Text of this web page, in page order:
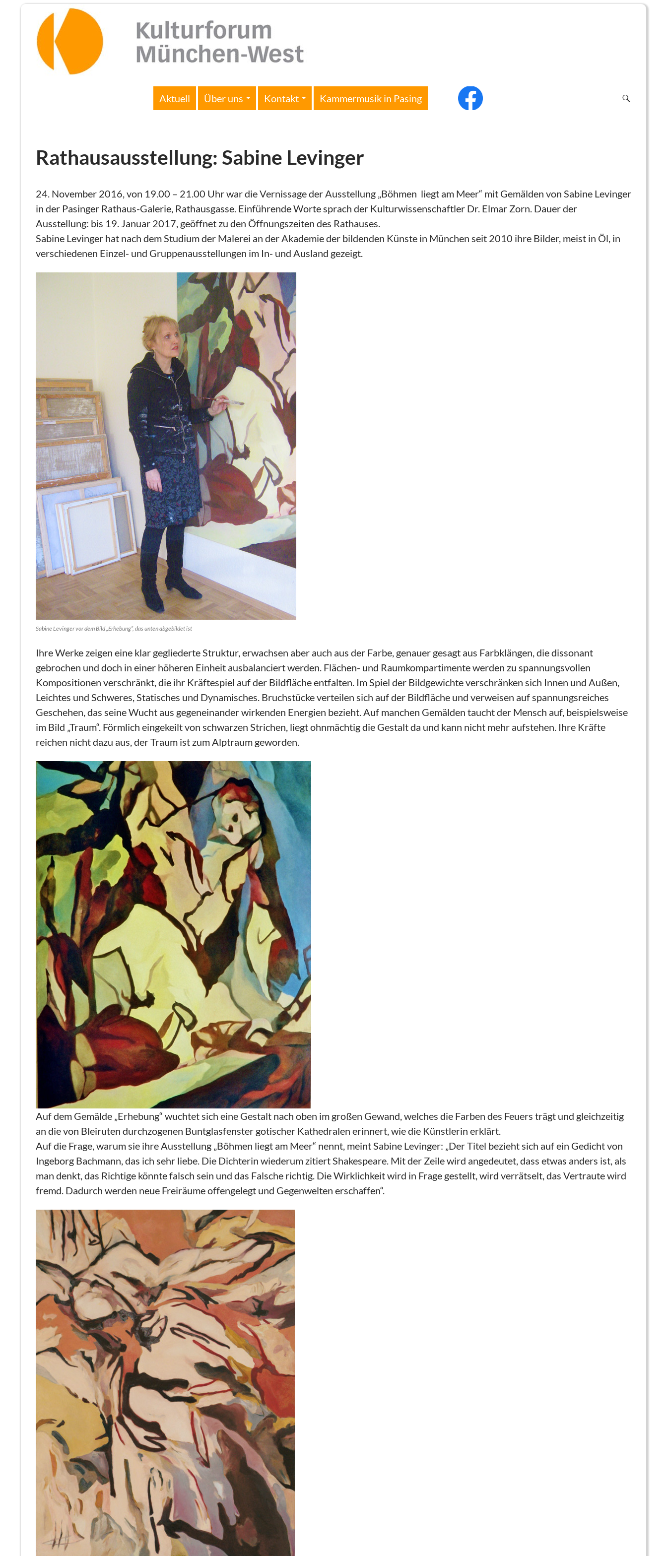
Aktuell Über uns Kontakt Kammermusik in Pasing f
Rathausausstellung: Sabine Levinger
24. November 2016, von 19.00 – 21.00 Uhr war die Vernissage der Ausstellung „Böhmen liegt am Meer“ mit Gemälden von Sabine Levinger
in der Pasinger Rathaus-Galerie, Rathausgasse. Einführende Worte sprach der Kulturwissenschaftler Dr. Elmar Zorn. Dauer der
Ausstellung: bis 19. Januar 2017, geöffnet zu den Öffnungszeiten des Rathauses.
Sabine Levinger hat nach dem Studium der Malerei an der Akademie der bildenden Künste in München seit 2010 ihre Bilder, meist in Öl, in
verschiedenen Einzel- und Gruppenausstellungen im In- und Ausland gezeigt.
Sabine Levinger vor dem Bild „Erhebung“, das unten abgebildet ist
Ihre Werke zeigen eine klar gegliederte Struktur, erwachsen aber auch aus der Farbe, genauer gesagt aus Farbklängen, die dissonant
gebrochen und doch in einer höheren Einheit ausbalanciert werden. Flächen- und Raumkompartimente werden zu spannungsvollen
Kompositionen verschränkt, die ihr Kräftespiel auf der Bildfläche entfalten. Im Spiel der Bildgewichte verschränken sich Innen und Außen,
Leichtes und Schweres, Statisches und Dynamisches. Bruchstücke verteilen sich auf der Bildfläche und verweisen auf spannungsreiches
Geschehen, das seine Wucht aus gegeneinander wirkenden Energien bezieht. Auf manchen Gemälden taucht der Mensch auf, beispielsweise
im Bild „Traum“. Förmlich eingekeilt von schwarzen Strichen, liegt ohnmächtig die Gestalt da und kann nicht mehr aufstehen. Ihre Kräfte
reichen nicht dazu aus, der Traum ist zum Alptraum geworden.
Auf dem Gemälde „Erhebung“ wuchtet sich eine Gestalt nach oben im großen Gewand, welches die Farben des Feuers trägt und gleichzeitig
an die von Bleiruten durchzogenen Buntglasfenster gotischer Kathedralen erinnert, wie die Künstlerin erklärt.
Auf die Frage, warum sie ihre Ausstellung „Böhmen liegt am Meer“ nennt, meint Sabine Levinger: „Der Titel bezieht sich auf ein Gedicht von
Ingeborg Bachmann, das ich sehr liebe. Die Dichterin wiederum zitiert Shakespeare. Mit der Zeile wird angedeutet, dass etwas anders ist, als
man denkt, das Richtige könnte falsch sein und das Falsche richtig. Die Wirklichkeit wird in Frage gestellt, wird verrätselt, das Vertraute wird
fremd. Dadurch werden neue Freiräume offengelegt und Gegenwelten erschaffen“.